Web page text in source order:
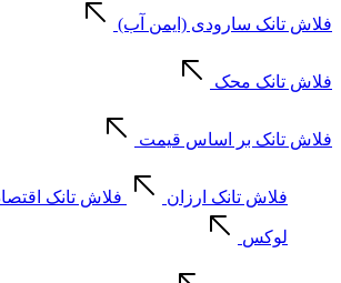
فلاش تانک سارودی (ایمن آب)
فلاش تانک محک
فلاش تانک بر اساس قیمت
فلاش تانک ارزان فلاش تانک
لوکس